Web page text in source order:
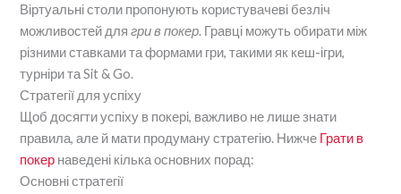
Віртуальні столи пропонують користувачеві безліч
можливостей длягри в покер. Гравці можуть обирати між
різними ставками та формами гри, такими як кеш-ігри,
турніри та Sit & Go.
Стратегії для успіху
Щоб досягти успіху в покері, важливо не лише знати
правила, але й мати продуману стратегію. Нижче Грати в
покер наведені кілька основних порад:
Основні стратегії